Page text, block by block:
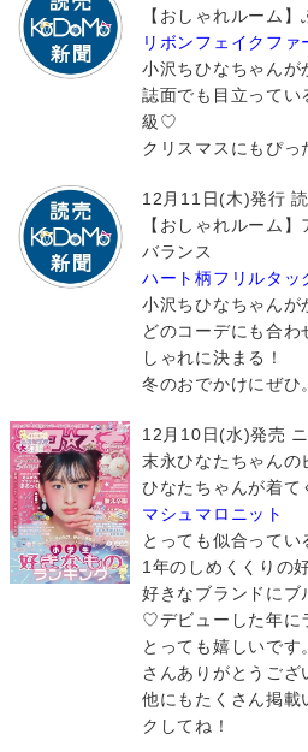
【おしゃれルーム
リボンフェイクファ
小沢ちひなちゃんが
誌面でも目立ってい
級♡
クリスマスにもぴっ
12月11日(木)発行
【おしゃれルーム
バランス
ハート柄フリルタッ
小沢ちひなちゃんが
どのコーデにも合
しゃれに決まる！
冬のおでかけにぜひ。
12月10日(水)発売
末永ひなたちゃんの
ひなたちゃんが着て
マシュマロニット
とっても似合って
1年のしめくくりの
好きなブランドにブ
♡デビューした年に
とっても嬉しいで
さんありがとうござ
他にもたくさん掲載
クしてね！